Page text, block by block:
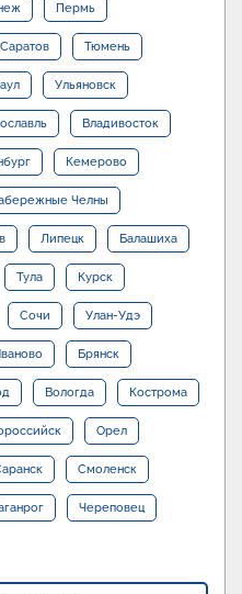
Пермь
Саратов Тюмень
Ульяновск
Владивосток
Кемерово
Челны
Липецк Балашиха
Тула Курск
Сочи Улан-Удэ
Брянск
Вологда Кострома
Орел
Смоленск
Череповец